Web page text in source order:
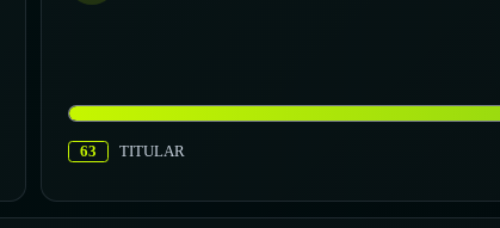
63 TITULAR